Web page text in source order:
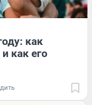
как
как его